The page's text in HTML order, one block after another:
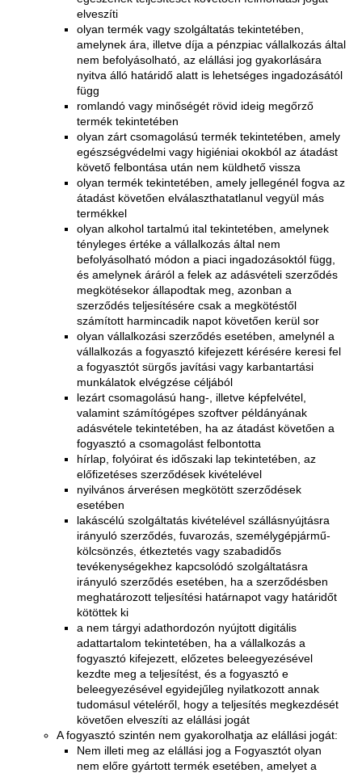
elveszíti
olyan termék vagy szolgáltatás tekintetében,
amelynek ára, illetve díja a pénzpiac vállalkozás által
nem befolyásolható, az elállási jog gyakorlására
nyitva álló határidő alatt is lehetséges ingadozásától
függ
romlandó vagy minőségét rövid ideig megőrző
termék tekintetében
olyan zárt csomagolású termék tekintetében, amely
egészségvédelmi vagy higiéniai okokból az átadást
követő felbontása után nem küldhető vissza
olyan termék tekintetében, amely jellegénél fogva az
átadást követően elválaszthatatlanul vegyül más
termékkel
olyan alkohol tartalmú ital tekintetében, amelynek
tényleges értéke a vállalkozás által nem
befolyásolható módon a piaci ingadozásoktól függ,
és amelynek áráról a felek az adásvételi szerződés
megkötésekor állapodtak meg, azonban a
szerződés teljesítésére csak a megkötéstől
számított harmincadik napot követően kerül sor
olyan vállalkozási szerződés esetében, amelynél a
vállalkozás a fogyasztó kifejezett kérésére keresi fel
a fogyasztót sürgős javítási vagy karbantartási
munkálatok elvégzése céljából
lezárt csomagolású hang-, illetve képfelvétel,
valamint számítógépes szoftver példányának
adásvétele tekintetében, ha az átadást követően a
fogyasztó a csomagolást felbontotta
hírlap, folyóirat és időszaki lap tekintetében, az
előfizetéses szerződések kivételével
nyilvános árverésen megkötött szerződések
esetében
lakáscélú szolgáltatás kivételével szállásnyújtásra
irányuló szerződés, fuvarozás, személygépjármű-
kölcsönzés, étkeztetés vagy szabadidős
tevékenységekhez kapcsolódó szolgáltatásra
irányuló szerződés esetében, ha a szerződésben
meghatározott teljesítési határnapot vagy határidőt
kötöttek ki
a nem tárgyi adathordozón nyújtott digitális
adattartalom tekintetében, ha a vállalkozás a
fogyasztó kifejezett, előzetes beleegyezésével
kezdte meg a teljesítést, és a fogyasztó e
beleegyezésével egyidejűleg nyilatkozott annak
tudomásul vételéről, hogy a teljesítés megkezdését
követően elveszíti az elállási jogát
A fogyasztó szintén nem gyakorolhatja az elállási jogát:
Nem illeti meg az elállási jog a Fogyasztót olyan
nem előre gyártott termék esetében, amelyet a